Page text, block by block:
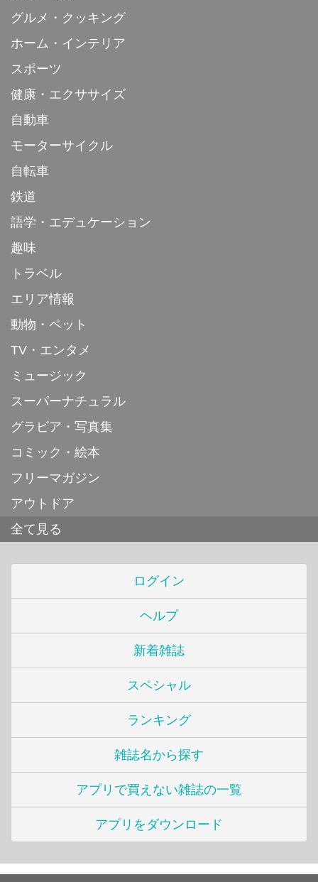
グルメ・クッキング
ホーム・インテリア
スポーツ
健康・エクササイズ
自動車
モーターサイクル
自転車
鉄道
語学・エデュケーション
趣味
トラベル
エリア情報
動物・ペット
TV・エンタメ
ミュージック
スーパーナチュラル
グラビア・写真集
コミック・絵本
フリーマガジン
アウトドア
全て見る
ログイン
ヘルプ
新着雑誌
スペシャル
ランキング
雑誌名から探す
アプリで買えない雑誌の一覧
アプリをダウンロード